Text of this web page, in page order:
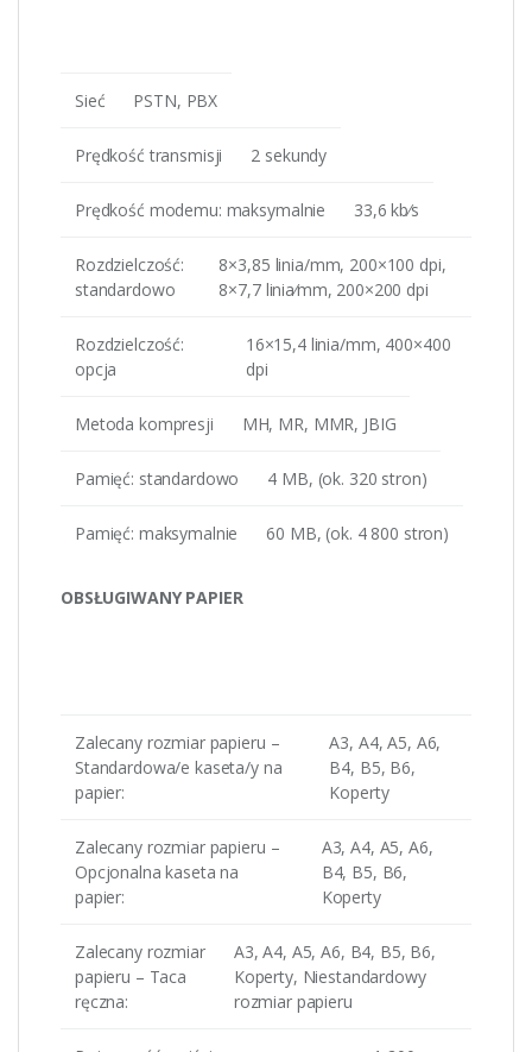
Sieć PSTN, PBX
Prędkość transmisji 2 sekundy
Prędkość modemu: maksymalnie 33,6 kb⁄s
Rozdzielczość:
standardowo
8×3,85 linia/mm, 200×100 dpi,
8×7,7 linia⁄mm, 200×200 dpi
Rozdzielczość:
opcja
16×15,4 linia/mm, 400×400
dpi
Metoda kompresji MH, MR, MMR, JBIG
Pamięć: standardowo 4 MB, (ok. 320 stron)
Pamięć: maksymalnie 60 MB, (ok. 4 800 stron)
OBSŁUGIWANY PAPIER
Zalecany rozmiar papieru –
Standardowa/e kaseta/y na
papier:
A3, A4, A5, A6,
B4, B5, B6,
Koperty
Zalecany rozmiar papieru –
Opcjonalna kaseta na
papier:
A3, A4, A5, A6,
B4, B5, B6,
Koperty
Zalecany rozmiar
papieru – Taca
ręczna:
A3, A4, A5, A6, B4, B5, B6,
Koperty, Niestandardowy
rozmiar papieru